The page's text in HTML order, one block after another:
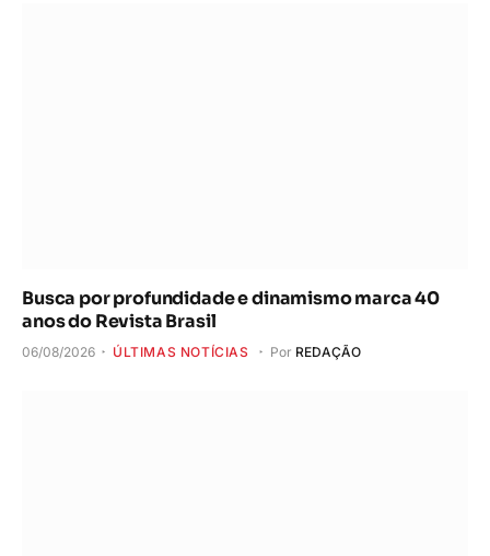
Busca por profundidade e dinamismo marca 40
anos do Revista Brasil
06/08/2026 ÚLTIMAS NOTÍCIAS Por REDAÇÃO